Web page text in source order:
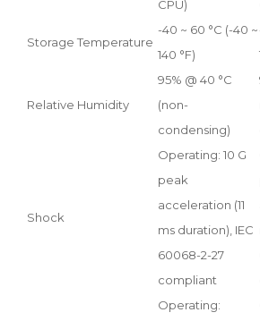
CPU)
Storage Temperature
-40 ~ 60 °C (-40 ~
140 °F)
Relative Humidity
95% @ 40 °C
(non-
condensing)
Shock
Operating: 10 G
peak
acceleration (11
ms duration), IEC
60068-2-27
compliant
Operating: